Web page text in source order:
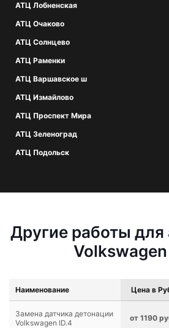
АТЦ Лобненская
АТЦ Очаково
АТЦ Солнцево
АТЦ Раменки
АТЦ Варшавское ш
АТЦ Измайлово
АТЦ Проспект Мира
АТЦ Зеленоград
АТЦ Подольск
Другие работы
Наименование Цена в
Замена датчика детонации
Volkswagen ID.4
от 1190